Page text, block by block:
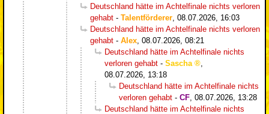
Deutschland hätte im Achtelfinale nichts verloren
gehabt - Talentförderer 08.07.2026, 16:03
Deutschland hätte im Achtelfinale nichts verloren
gehabt - Alex 08.07.2026, 08:21
Deutschland hätte im Achtelfinale nichts
verloren gehabt - Sascha
08.07.2026, 13:18
Deutschland hätte im Achtelfinale nichts
verloren gehabt - CF 08.07.2026, 13:28
Deutschland hätte im Achtelfinale nichts